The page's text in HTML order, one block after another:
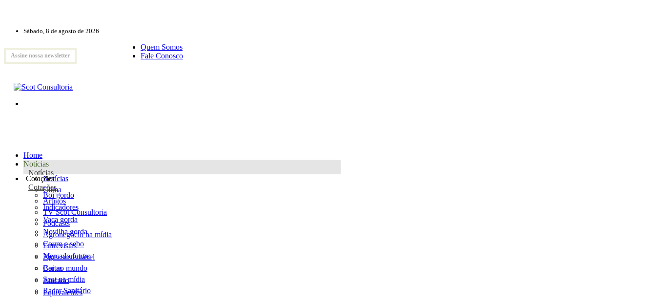
Sábado, 8 de agosto de 2026
Assine nossa newsletter
Quem Somos
Fale Conosco
Home
Notícias
Notícias
Notícias
Clima
Artigos
TV Scot Consultoria
Podcasts
Agronegócio na mídia
Entrevistas
Agro sustentável
Cartas
Scot na mídia
Radar Sanitário
Cotações
Cotações
Boi gordo
Indicadores
Vaca gorda
Novilha gorda
Couro e sebo
Mercado futuro
Boi no mundo
Atacado
Equivalentes